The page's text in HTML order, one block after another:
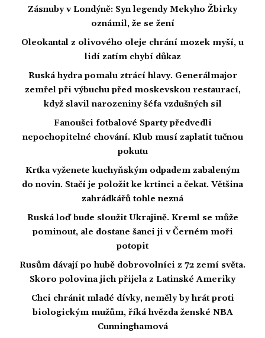
Zásnuby v Londýně: Syn legendy Mekyho Žbirky
oznámil, že se žení
Oleokantal z olivového oleje chrání mozek myší, u
lidí zatím chybí důkaz
Ruská hydra pomalu ztrácí hlavy. Generálmajor
zemřel při výbuchu před moskevskou restaurací,
když slavil narozeniny šéfa vzdušných sil
Fanoušci fotbalové Sparty předvedli
nepochopitelné chování. Klub musí zaplatit tučnou
pokutu
Krtka vyženete kuchyňským odpadem zabaleným
do novin. Stačí je položit ke krtinci a čekat. Většina
zahrádkářů tohle nezná
Ruská loď bude sloužit Ukrajině. Kreml se může
pominout, ale dostane šanci ji v Černém moři
potopit
Rusům dávají po hubě dobrovolníci z 72 zemí světa.
Skoro polovina jich přijela z Latinské Ameriky
Chci chránit mladé dívky, neměly by hrát proti
biologickým mužům, říká hvězda ženské NBA
Cunninghamová